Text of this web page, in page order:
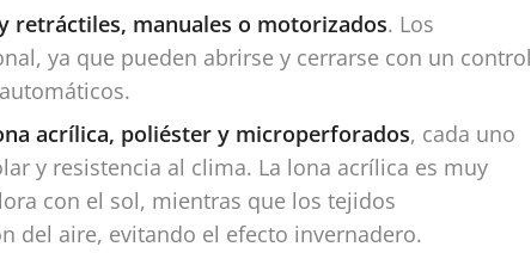
retráctiles, manuales o motorizados. Los
ya que pueden abrirse y cerrarse con un control
acrílica, poliéster y microperforados, cada uno
y resistencia al clima. La lona acrílica es muy
con el sol, mientras que los tejidos
del aire, evitando el efecto invernadero.